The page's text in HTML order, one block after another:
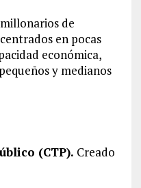
de
en pocas
económica,
y medianos
(CTP). Creado